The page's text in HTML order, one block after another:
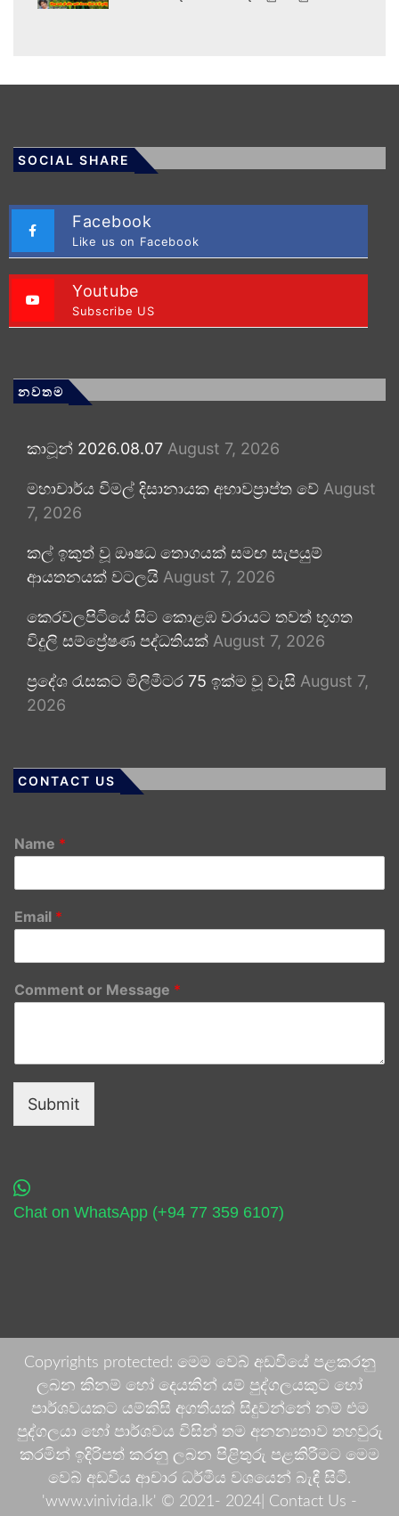
SOCIAL SHARE
Facebook
Like us on Facebook
Youtube
Subscribe US
නවතම
කාටූන් 2026.08.07 August 7, 2026
මහාචාර්ය විමල් දිසානායක අභාවප්‍රාප්ත වේ August
7, 2026
කල් ඉකුත් වූ ඖෂධ තොගයක් සමඟ සැපයුම්
ආයතනයක් වටලයි August 7, 2026
කෙරවලපිටියේ සිට කොළඹ වරායට තවත් භූගත
විදුලි සම්ප්‍රේෂණ පද්ධතියක් August 7, 2026
ප්‍රදේශ රැසකට මිලිමීටර 75 ඉක්ම වූ වැසි August 7,
2026
CONTACT US
Name *
Email *
Comment or Message *
Submit
Chat on WhatsApp (+94 77 359 6107)
Copyrights protected: මෙම වෙබ් අඩවියේ පළකරනු
ලබන කිනම් හෝ දෙයකින් යම් පුද්ගලයකුට හෝ
පාර්ශවයකට යම්කිසි අගතියක් සිදුවන්නේ නම් එම
පුද්ගලයා හෝ පාර්ශවය විසින් තම අනන්‍යතාව තහවුරු
කරමින් ඉදිරිපත් කරනු ලබන පිළිතුරු පළකිරීමට මෙම
වෙබ් අඩවිය ආචාර ධර්මීය වශයෙන් බැඳී සිටී.
'www.vinivida.lk' © 2021- 2024| Contact Us -